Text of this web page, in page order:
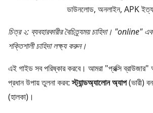
ডাউনলোড, অনলাইন, APK
চিত্র ২: ব্যবহারকারীর বৈচিত্র্যময় চাহিদা। "online"
শক্তিশালী চাহিদা লক্ষ্য করুন।
এই গাইড সব পরিষ্কার করবে। আমরা "প্রক্সি ব্রাউজার"
প্রধান উপায় তুলনা করব:স্ট্যান্ডঅ্যালোন অ্যাপ(ভারী)
(হালকা)।